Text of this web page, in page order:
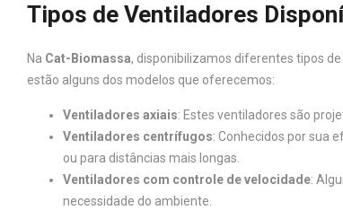
Tipos de Ventiladores
Na Cat-Biomassa, disponibilizamos diferentes tipos de
estão alguns dos modelos que oferecemos:
Ventiladores axiais: Estes ventiladores são
Ventiladores centrífugos: Conhecidos por sua
ou para distâncias mais longas.
Ventiladores com controle de velocidade:
necessidade do ambiente.